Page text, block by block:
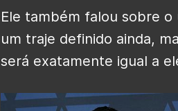
Ele também falou sobre o
um traje definido ainda,
será exatamente igual a